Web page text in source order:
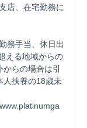
店、在宅勤務に
務手当、休日出
える地域からの
らの場合は引
人扶養の18歳未